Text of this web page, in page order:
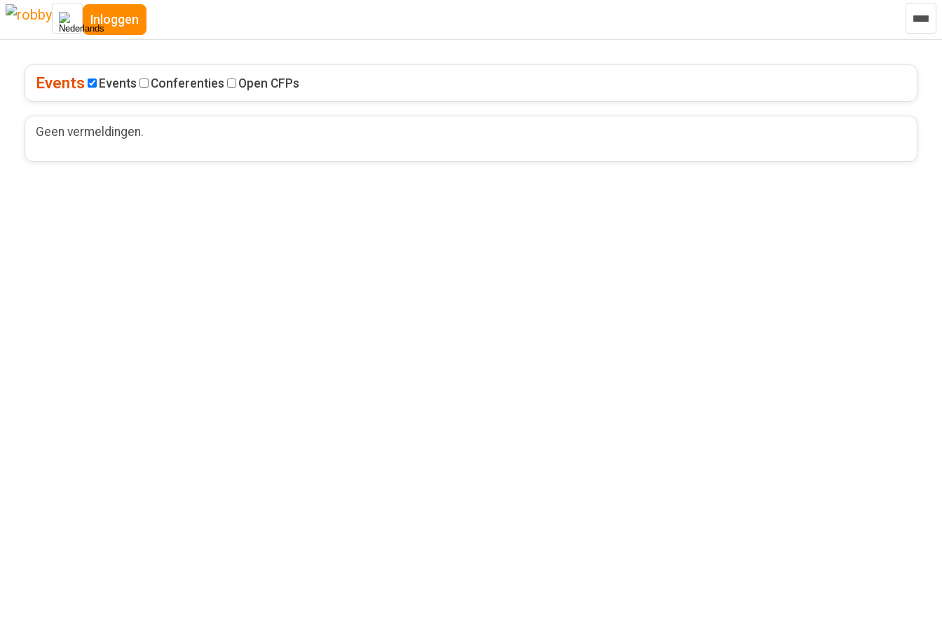
Inloggen
Events Events Conferenties Open CFPs
Geen vermeldingen.